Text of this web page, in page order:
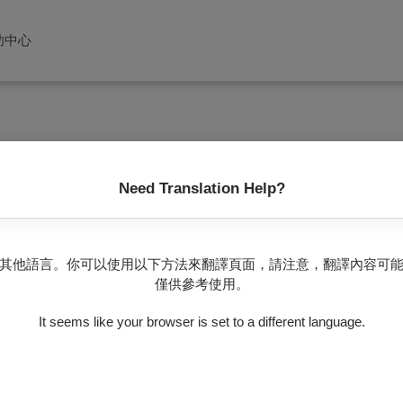
中心
Need Translation Help?
他語言。你可以使用以下方法來翻譯頁面，請注意，翻譯內容可
僅供參考使用。
It seems like your browser is set to a different language.